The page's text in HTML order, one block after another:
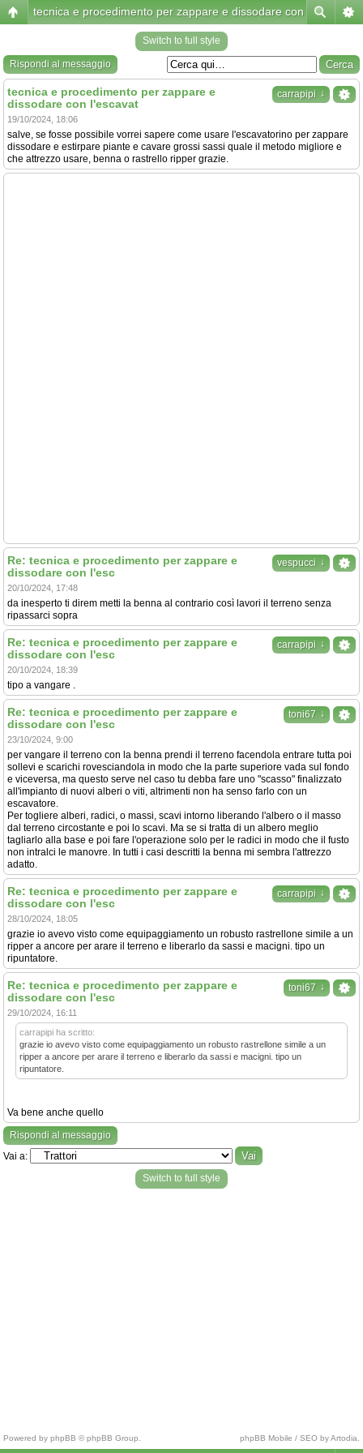
tecnica e procedimento per zappare e dissodare con l'escavat
Switch to full style
Rispondi al messaggio
carrapipi ↓
tecnica e procedimento per zappare e
dissodare con l'escavat
19/10/2024, 18:06
salve, se fosse possibile vorrei sapere come usare l'escavatorino per zappare
dissodare e estirpare piante e cavare grossi sassi quale il metodo migliore e
che attrezzo usare, benna o rastrello ripper grazie.
vespucci ↓
Re: tecnica e procedimento per zappare e
dissodare con l'esc
20/10/2024, 17:48
da inesperto ti direm metti la benna al contrario così lavori il terreno senza
ripassarci sopra
carrapipi ↓
Re: tecnica e procedimento per zappare e
dissodare con l'esc
20/10/2024, 18:39
tipo a vangare .
toni67 ↓
Re: tecnica e procedimento per zappare e
dissodare con l'esc
23/10/2024, 9:00
per vangare il terreno con la benna prendi il terreno facendola entrare tutta poi
sollevi e scarichi rovesciandola in modo che la parte superiore vada sul fondo
e viceversa, ma questo serve nel caso tu debba fare uno "scasso" finalizzato
all'impianto di nuovi alberi o viti, altrimenti non ha senso farlo con un
escavatore.
Per togliere alberi, radici, o massi, scavi intorno liberando l'albero o il masso
dal terreno circostante e poi lo scavi. Ma se si tratta di un albero meglio
tagliarlo alla base e poi fare l'operazione solo per le radici in modo che il fusto
non intralci le manovre. In tutti i casi descritti la benna mi sembra l'attrezzo
adatto.
carrapipi ↓
Re: tecnica e procedimento per zappare e
dissodare con l'esc
28/10/2024, 18:05
grazie io avevo visto come equipaggiamento un robusto rastrellone simile a un
ripper a ancore per arare il terreno e liberarlo da sassi e macigni. tipo un
ripuntatore.
toni67 ↓
Re: tecnica e procedimento per zappare e
dissodare con l'esc
29/10/2024, 16:11
carrapipi ha scritto:
grazie io avevo visto come equipaggiamento un robusto rastrellone simile a un
ripper a ancore per arare il terreno e liberarlo da sassi e macigni. tipo un
ripuntatore.
Va bene anche quello
Rispondi al messaggio
Vai a:
Switch to full style
Powered by phpBB © phpBB Group. phpBB Mobile / SEO by Artodia.